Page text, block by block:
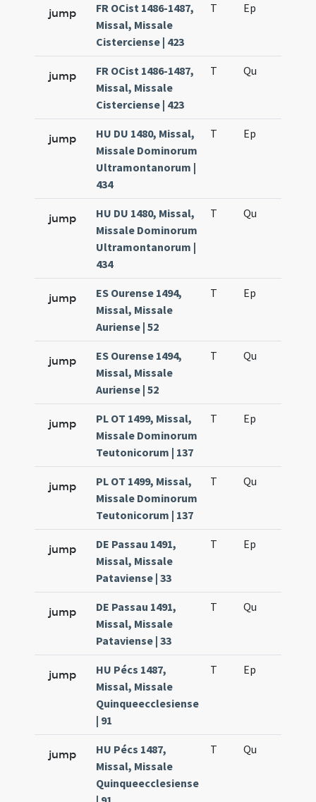
jump
FR OCist 1486-1487,
Missal, Missale
Cisterciense | 423
T Ep
jump
FR OCist 1486-1487,
Missal, Missale
Cisterciense | 423
T Qu
jump
HU DU 1480, Missal,
Missale Dominorum
Ultramontanorum |
434
T Ep
jump
HU DU 1480, Missal,
Missale Dominorum
Ultramontanorum |
434
T Qu
jump
ES Ourense 1494,
Missal, Missale
Auriense | 52
T Ep
jump
ES Ourense 1494,
Missal, Missale
Auriense | 52
T Qu
jump
PL OT 1499, Missal,
Missale Dominorum
Teutonicorum | 137
T Ep
jump
PL OT 1499, Missal,
Missale Dominorum
Teutonicorum | 137
T Qu
jump
DE Passau 1491,
Missal, Missale
Pataviense | 33
T Ep
jump
DE Passau 1491,
Missal, Missale
Pataviense | 33
T Qu
jump
HU Pécs 1487,
Missal, Missale
Quinqueecclesiense
| 91
T Ep
jump
HU Pécs 1487,
Missal, Missale
Quinqueecclesiense
T Qu